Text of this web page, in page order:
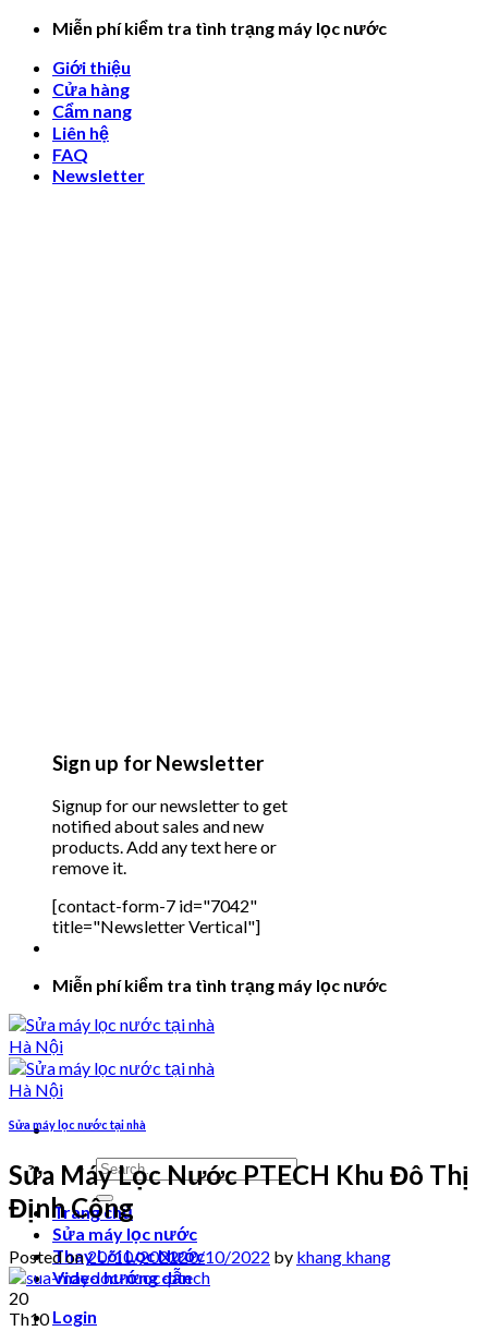
Skip
content
Miễn phí kiểm tra tình trạng máy lọc nước
Giới thiệu
Cửa hàng
Cẩm nang
Liên hệ
FAQ
Newsletter
Sign up for Newsletter
Signup for our newsletter to get
notified about sales and new
products. Add any text here or
remove it.
[contact-form-7 id="7042"
title="Newsletter Vertical"]
Miễn phí kiểm tra tình trạng máy lọc nước
Search
for:
Trang chủ
Sửa máy lọc nước
Thay Lõi Lọc Nước
Video hướng dẫn
Login
Sửa máy lọc nước tại nhà
Sửa Máy Lọc Nước PTECH Khu Đô Thị
Định Công
Posted on20/10/202220/10/2022 by khang khang
20
Th10